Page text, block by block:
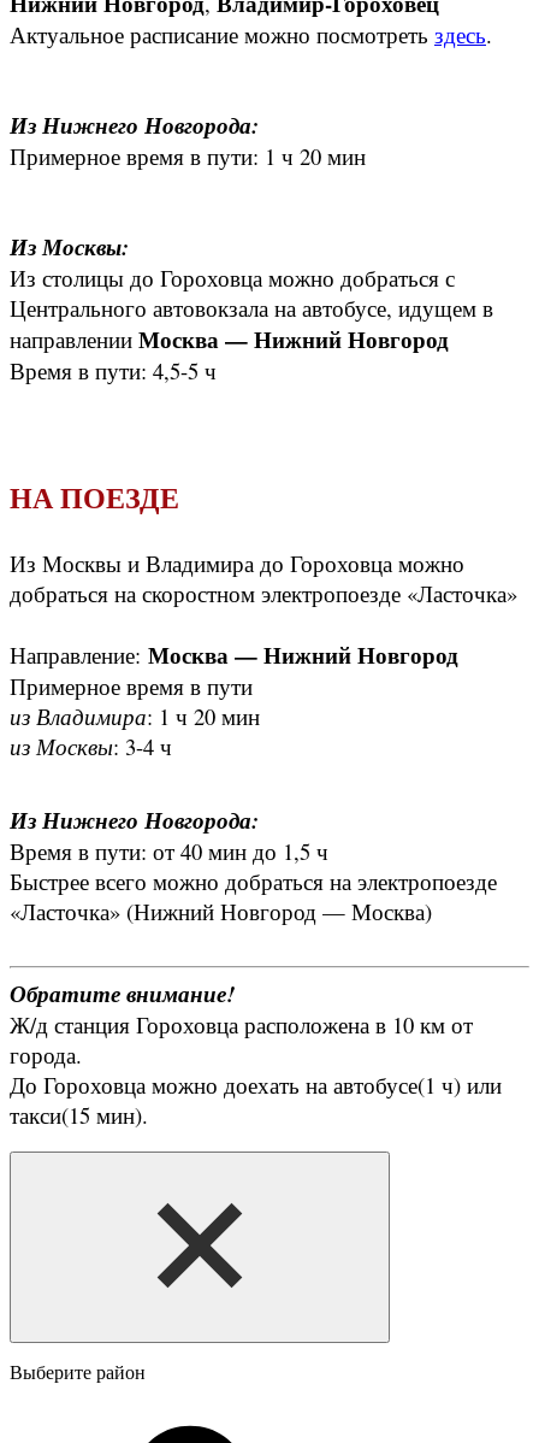
Актуальное расписание можно посмотреть здесь.
Из Нижнего Новгорода:
Примерное время в пути: 1 ч 20 мин
Из Москвы:
Из столицы до Гороховца можно добраться с
Центрального автовокзала на автобусе, идущем в
направлении Москва — Нижний Новгород
Время в пути: 4,5-5 ч
НА ПОЕЗДЕ
Из Москвы и Владимира до Гороховца можно
добраться на скоростном электропоезде «Ласточка»
Направление: Москва — Нижний Новгород
Примерное время в пути
из Владимира: 1 ч 20 мин
из Москвы: 3-4 ч
Из Нижнего Новгорода:
Время в пути: от 40 мин до 1,5 ч
Быстрее всего можно добраться на электропоезде
«Ласточка» (Нижний Новгород — Москва)
Обратите внимание!
Ж/д станция Гороховца расположена в 10 км от
города.
До Гороховца можно доехать на автобусе(1 ч) или
такси(15 мин).
Выберите район